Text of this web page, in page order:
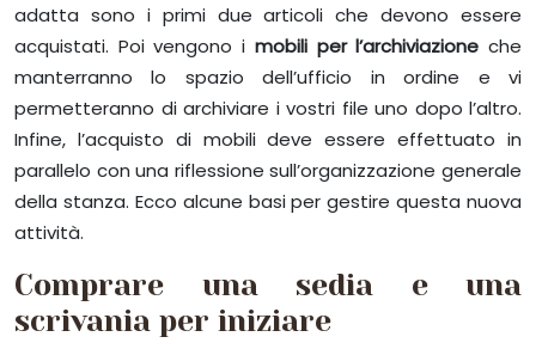
adatta sono i primi due articoli che devono essere
acquistati. Poi vengono i mobili per l’archiviazione che
manterranno lo spazio dell’ufficio in ordine e vi
permetteranno di archiviare i vostri file uno dopo l’altro.
Infine, l’acquisto di mobili deve essere effettuato in
parallelo con una riflessione sull’organizzazione generale
della stanza. Ecco alcune basi per gestire questa nuova
attività.
Comprare una sedia e una
scrivania per iniziare